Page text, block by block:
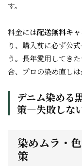
す。
料金には配送無料キ
り、購入前に必ず公
う。長年愛用してき
合、プロの染め直しは
デニム染める
策―失敗しな
染めムラ・
策